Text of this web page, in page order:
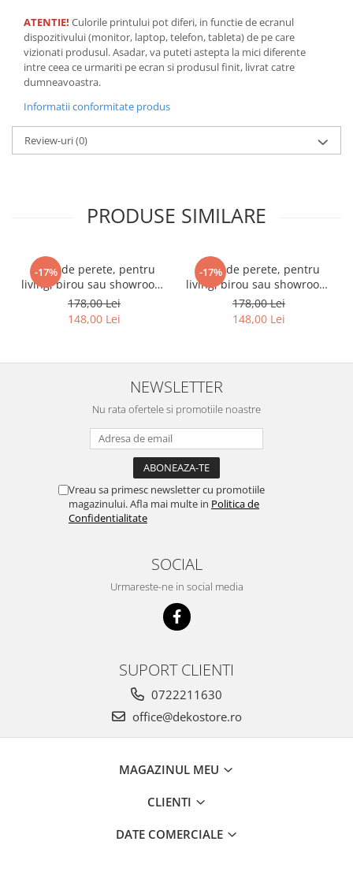
ATENTIE! Culorile printului pot diferi, in functie de ecranul
dispozitivului (monitor, laptop, telefon, tableta) de pe care
vizionati produsul. Asadar, va puteti astepta la mici diferente
intre ceea ce urmariti pe ecran si produsul finit, livrat catre
dumneavoastra.
Informatii conformitate produs
Review-uri(0)
PRODUSE SIMILARE
-17%
Ceas de perete, pentru
living, birou sau showroom,
Triunghiuri curcubeu
178,00 Lei
148,00 Lei
-17%
Ceas de perete, pentru
living, birou sau showroom,
Fundal blurat in nuante de
violet
178,00 Lei
148,00 Lei
NEWSLETTER
Nu rata ofertele si promotiile noastre
Vreau sa primesc newsletter cu promotiile
magazinului. Afla mai multe in Politica de
Confidentialitate
SOCIAL
Urmareste-ne in social media
SUPORT CLIENTI
0722211630
office@dekostore.ro
MAGAZINUL MEU
CLIENTI
DATE COMERCIALE